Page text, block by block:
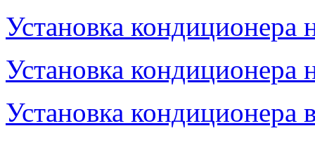
Установка кондиционера
Установка кондиционера
Установка кондиционера